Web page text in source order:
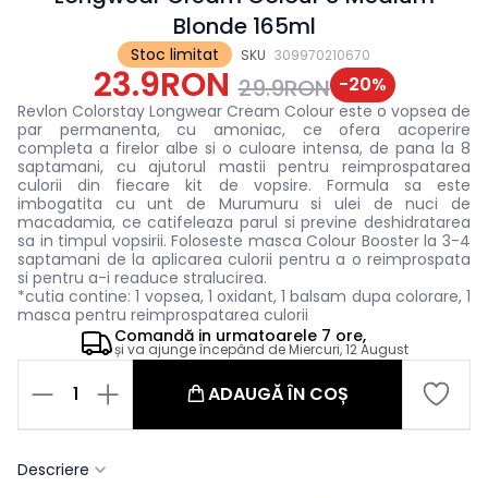
Stoc limitat SKU 309970210670
Blonde 165ml
23.9RON 29.9RON -20%
Revlon Colorstay Longwear Cream Colour este o vopsea de
par permanenta, cu amoniac, ce ofera acoperire
completa a firelor albe si o culoare intensa, de pana la 8
saptamani, cu ajutorul mastii pentru reimprospatarea
culorii din fiecare kit de vopsire. Formula sa este
imbogatita cu unt de Murumuru si ulei de nuci de
macadamia, ce catifeleaza parul si previne deshidratarea
sa in timpul vopsirii. Foloseste mascaColour Booster la 3-4
saptamani de la aplicarea culorii pentru a o reimprospata
si pentru a-i readuce stralucirea.
*cutia contine: 1 vopsea, 1 oxidant, 1 balsam dupa colorare, 1
masca pentru reimprospatarea culorii
Comandă in urmatoarele 7 ore,
și va ajunge începând deMiercuri, 12 August
1 ADAUGĂ ÎN COȘ
Descriere